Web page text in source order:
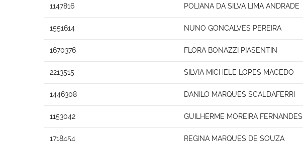
1147816 POLIANA DA SILVA LIMA ANDRADE
1551614 NUNO GONCALVES PEREIRA
1670376 FLORA BONAZZI PIASENTIN
2213515 SILVIA MICHELE LOPES MACEDO
1446308 DANILO MARQUES SCALDAFERRI
1153042 GUILHERME MOREIRA FERNANDES
1718454 REGINA MARQUES DE SOUZA